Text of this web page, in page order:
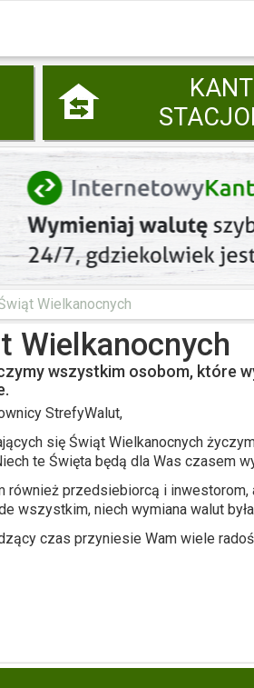
Wielkanocnych
Wielkanocnych
wszystkim osobom, które
StrefyWalut,
się Świąt Wielkanocnych
te Święta będą dla Was czasem
również przedsiebiorcą i
wszystkim, niech wymiana walut
czas przyniesie Wam wiele